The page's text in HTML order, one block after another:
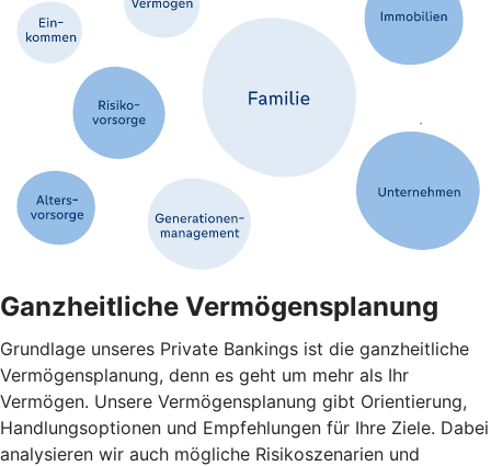
Ganzheitliche Vermögensplanung
Grundlage unseres Private Bankings ist die ganzheitliche
Vermögensplanung, denn es geht um mehr als Ihr
Vermögen. Unsere Vermögensplanung gibt Orientierung,
Handlungsoptionen und Empfehlungen für Ihre Ziele. Dabei
analysieren wir auch mögliche Risikoszenarien und